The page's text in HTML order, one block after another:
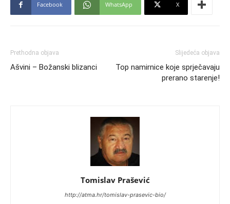
Facebook WhatsApp X
Prethodna objava
Ašvini – Božanski blizanci
Slijedeća objava
Top namirnice koje sprječavaju
prerano starenje!
Tomislav Prašević
http://atma.hr/tomislav-prasevic-bio/